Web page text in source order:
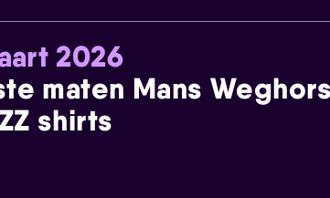
2026
maten Mans
shirts